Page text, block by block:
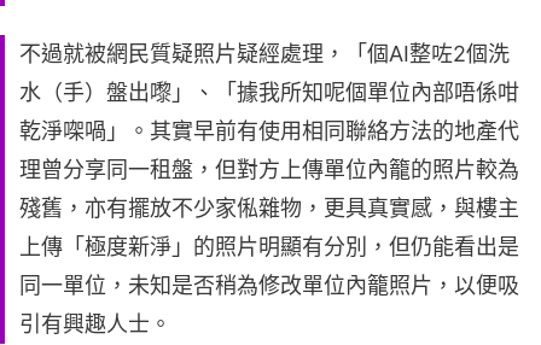
不過就被網民質疑照片疑經處理，「個AI整咗2個洗
水（手）盤出嚟」、「據我所知呢個單位內部唔係咁
乾淨㗎喎」。其實早前有使用相同聯絡方法的地產代
理曾分享同一租盤，但對方上傳單位內籠的照片較為
殘舊，亦有擺放不少家俬雜物，更具真實感，與樓主
上傳「極度新淨」的照片明顯有分別，但仍能看出是
同一單位，未知是否稍為修改單位內籠照片，以便吸
引有興趣人士。